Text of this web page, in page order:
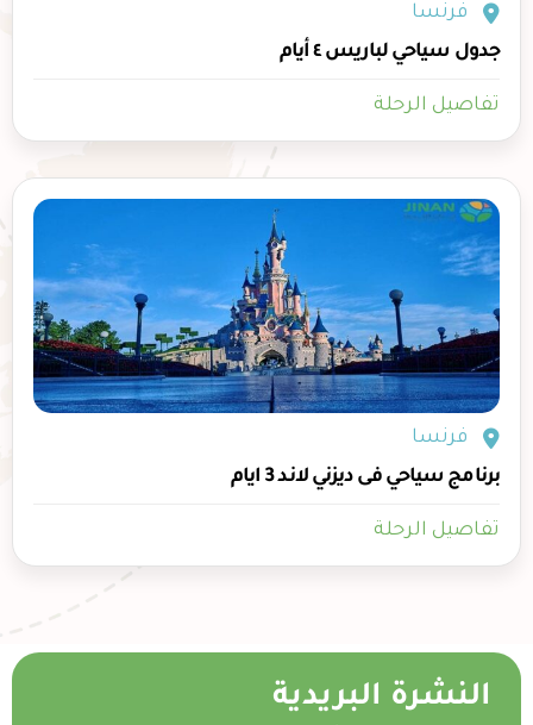
فرنسا
جدول سياحي لباريس ٤ أيام
تفاصيل الرحلة
فرنسا
برنامج سياحي فى ديزني لاند 3 ايام
تفاصيل الرحلة
النشرة البريدية